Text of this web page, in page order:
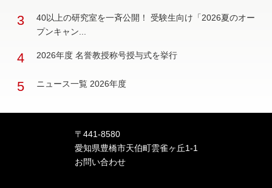
3
40以上の研究室を一斉公開！ 受験生向け「2026夏のオー
プンキャン...
4 2026年度 名誉教授称号授与式を挙行
5 ニュース一覧 2026年度
〒441-8580
愛知県豊橋市天伯町雲雀ヶ丘1-1
お問い合わせ